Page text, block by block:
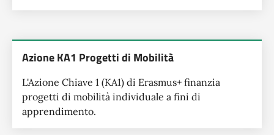
Azione KA1 Progetti di Mobilità
L'Azione Chiave 1 (KA1) di Erasmus+ finanzia
progetti di mobilità individuale a fini di
apprendimento.